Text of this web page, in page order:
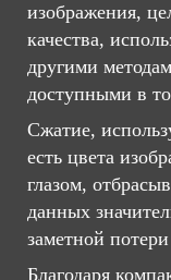
изображения,
качества,
другими
доступными в
Сжатие,
есть цвета
глазом,
данных
заметной потери
Благодаря